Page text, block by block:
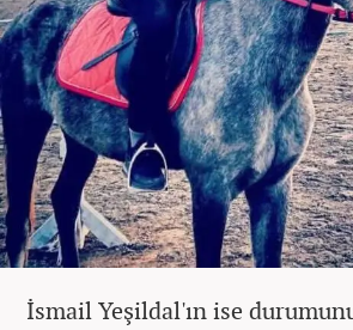
İsmail Yeşildal'ın ise